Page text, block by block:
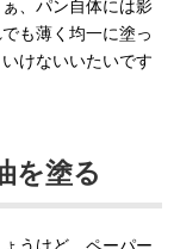
、パン自体には影
も薄く均一に塗っ
けないいたいです
を塗る